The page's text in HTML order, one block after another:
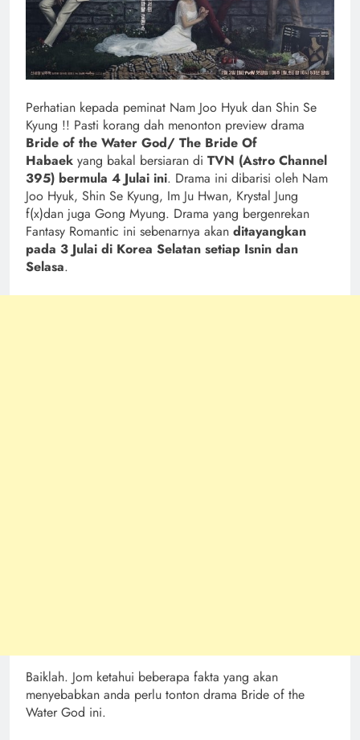
Perhatian kepada peminat Nam Joo Hyuk dan Shin Se
Kyung !! Pasti korang dah menonton preview drama
Bride of the Water God/ The Bride Of
Habaek yang bakal bersiaran di TVN (Astro Channel
395) bermula 4 Julai ini. Drama ini dibarisi oleh Nam
Joo Hyuk, Shin Se Kyung, Im Ju Hwan, Krystal Jung
f(x)dan juga Gong Myung. Drama yang bergenrekan
Fantasy Romantic ini sebenarnya akan ditayangkan
pada 3 Julai di Korea Selatan setiap Isnin dan
Selasa.
Baiklah. Jom ketahui beberapa fakta yang akan
menyebabkan anda perlu tonton drama Bride of the
Water God ini.